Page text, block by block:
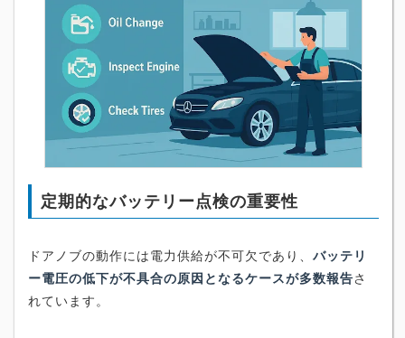
定期的なバッテリー点検の重要性
ドアノブの動作には電力供給が不可欠であり、 バッテリ
ー電圧の低下が不具合の原因となるケースが多数報告さ
れています。